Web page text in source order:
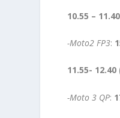
10.55 – 11.40
-Moto2 FP3:
11.55- 12.40
-Moto 3 QP: